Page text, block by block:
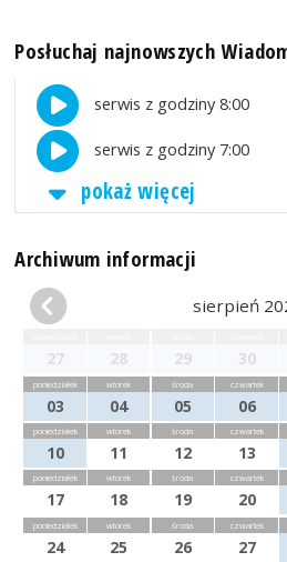
Posłuchaj najnowszych
serwis z godziny 8:00
serwis z godziny 7:00
pokaż więcej
Archiwum informacji
sierpień
27 28 29 30
poniedziałek
03
wtorek
04
środa
05
czwartek
06
poniedziałek
10
wtorek
11
środa
12
czwartek
13
poniedziałek
17
wtorek
18
środa
19
czwartek
20
poniedziałek
24
wtorek
25
środa
26
czwartek
27